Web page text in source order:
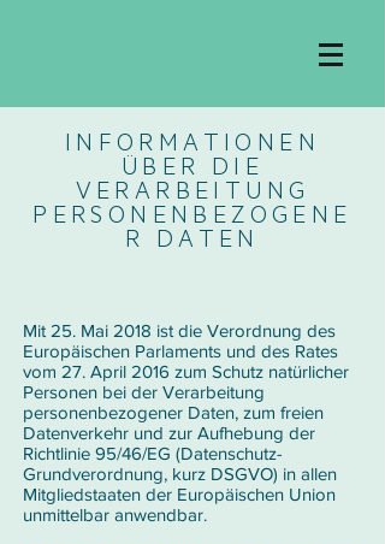
INFORMATIONEN
ÜBER DIE
VERARBEITUNG
PERSONENBEZOGENE
R DATEN
Mit 25. Mai 2018 ist die Verordnung des
Europäischen Parlaments und des Rates
vom 27. April 2016 zum Schutz natürlicher
Personen bei der Verarbeitung
personenbezogener Daten, zum freien
Datenverkehr und zur Aufhebung der
Richtlinie 95/46/EG (Datenschutz-
Grundverordnung, kurz DSGVO) in allen
Mitgliedstaaten der Europäischen Union
unmittelbar anwendbar.